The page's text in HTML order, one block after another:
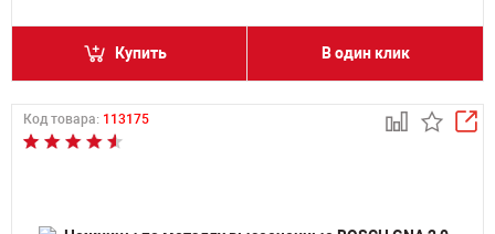
Купить В один клик
Код товара: 113175